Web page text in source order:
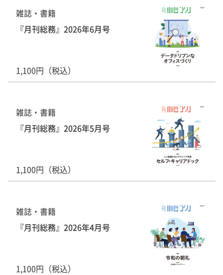
雑誌・書籍
『月刊総務』2026年6月号
1,100円（税込）
雑誌・書籍
『月刊総務』2026年5月号
1,100円（税込）
雑誌・書籍
『月刊総務』2026年4月号
1,100円（税込）